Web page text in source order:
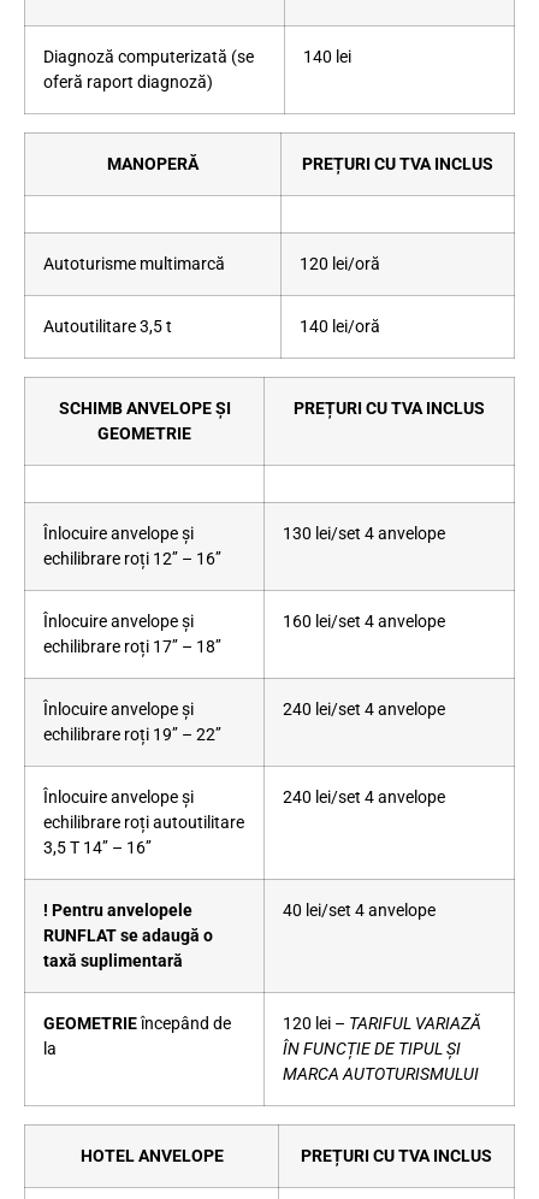
Diagnoză computerizată (se
oferă raport diagnoză)
140 lei
MANOPERĂ PREȚURI CU TVA INCLUS
Autoturisme multimarcă 120 lei/oră
Autoutilitare 3,5 t 140 lei/oră
SCHIMB ANVELOPE ȘI
GEOMETRIE
PREȚURI CU TVA INCLUS
Înlocuire anvelope și
echilibrare roți 12’’ – 16’’
130 lei/set 4 anvelope
Înlocuire anvelope și
echilibrare roți 17’’ – 18’’
160 lei/set 4 anvelope
Înlocuire anvelope și
echilibrare roți 19’’ – 22’’
240 lei/set 4 anvelope
Înlocuire anvelope și
echilibrare roți autoutilitare
3,5 T 14’’ – 16’’
240 lei/set 4 anvelope
! Pentru anvelopele
RUNFLAT se adaugă o
taxă suplimentară
40 lei/set 4 anvelope
GEOMETRIEîncepând de
la
120 lei – TARIFUL VARIAZĂ
ÎN FUNCȚIE DE TIPUL ȘI
MARCA AUTOTURISMULUI
HOTEL ANVELOPE PREȚURI CU TVA INCLUS